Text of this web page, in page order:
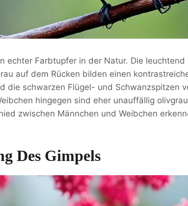
echter Farbtupfer in der Natur. Die
auf dem Rücken bilden einen
die schwarzen Flügel- und Schwanzspitzen
hingegen sind eher unauffällig
zwischen Männchen und Weibchen
Des Gimpels